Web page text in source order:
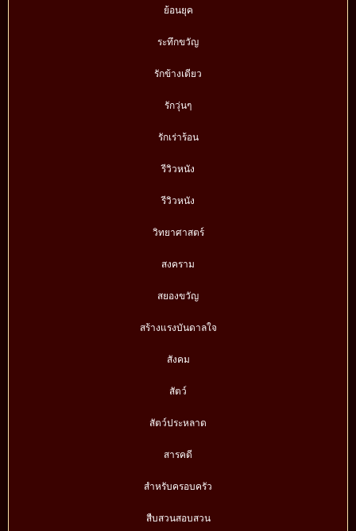
ย้อนยุค
ระทึกขวัญ
รักข้างเดียว
รักวุ่นๆ
รักเร่าร้อน
รีวิวหนัง
รีวิวหนัง
วิทยาศาสตร์
สงคราม
สยองขวัญ
สร้างแรงบันดาลใจ
สังคม
สัตว์
สัตว์ประหลาด
สารคดี
สำหรับครอบครัว
สืบสวนสอบสวน